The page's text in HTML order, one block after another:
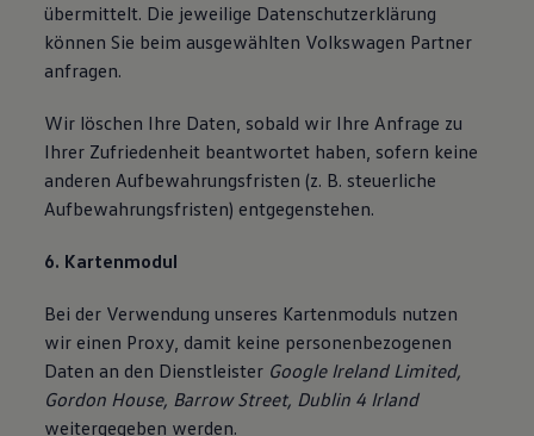
übermittelt. Die jeweilige Datenschutzerklärung
können Sie beim ausgewählten Volkswagen Partner
anfragen.
Wir löschen Ihre Daten, sobald wir Ihre Anfrage zu
Ihrer Zufriedenheit beantwortet haben, sofern keine
anderen Aufbewahrungsfristen (z. B. steuerliche
Aufbewahrungsfristen) entgegenstehen.
6. Kartenmodul
Bei der Verwendung unseres Kartenmoduls nutzen
wir einen Proxy, damit keine personenbezogenen
Daten an den Dienstleister Google Ireland Limited,
Gordon House, Barrow Street, Dublin 4 Irland
weitergegeben werden.